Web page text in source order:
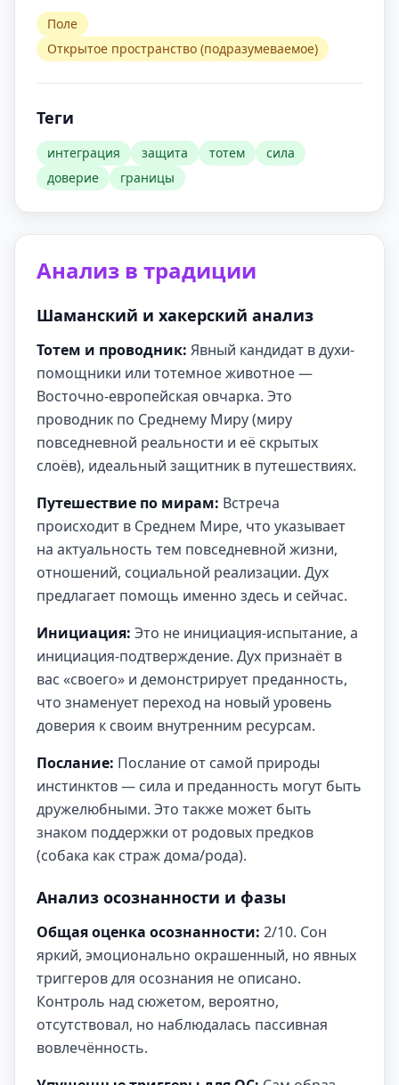
Поле
Открытое пространство (подразумеваемое)
Теги
интеграция защита тотем
сила
доверие
границы
Анализ в традиции
Шаманский и хакерский анализ
Тотем и проводник: Явный кандидат в духи-
помощники или тотемное животное —
Восточно-европейская овчарка. Это
проводник по Среднему Миру (миру
повседневной реальности и её скрытых
слоёв), идеальный защитник в путешествиях.
Путешествие по мирам: Встреча
происходит в Среднем Мире, что указывает
на актуальность тем повседневной жизни,
отношений, социальной реализации. Дух
предлагает помощь именно здесь и сейчас.
Инициация: Это не инициация-испытание, а
инициация-подтверждение. Дух признаёт в
вас «своего» и демонстрирует преданность,
что знаменует переход на новый уровень
доверия к своим внутренним ресурсам.
Послание: Послание от самой природы
инстинктов — сила и преданность могут быть
дружелюбными. Это также может быть
знаком поддержки от родовых предков
(собака как страж дома/рода).
Анализ осознанности и фазы
Общая оценка осознанности: 2/10. Сон
яркий, эмоционально окрашенный, но явных
триггеров для осознания не описано.
Контроль над сюжетом, вероятно,
отсутствовал, но наблюдалась пассивная
вовлечённость.